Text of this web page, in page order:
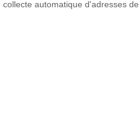
automatique d'adresses